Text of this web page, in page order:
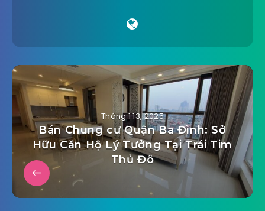
Tháng 1 13, 2025
Bán Chung cư Quận Ba Đình: Sở
Hữu Căn Hộ Lý Tưởng Tại Trái Tim
Thủ Đô